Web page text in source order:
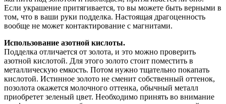
Если украшение притягивается, то вы можете быть верными в
том, что в ваши руки подделка. Настоящая драгоценность
вообще не может контактирование с магнитами.
Использование азотной кислоты.
Подделка отличается от золота, и это можно проверить
азотной кислотой. Для этого золото стоит поместить в
металлическую емкость. Потом нужно тщательно покапать
кислотой. Истинное золото не сменит собственный оттенок,
позолота окажется молочного оттенка, обычный металл
приобретет зеленый цвет. Необходимо принять во внимание